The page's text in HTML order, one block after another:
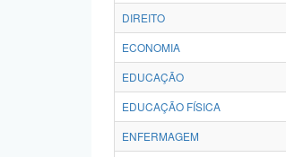
DIREITO
ECONOMIA
EDUCAÇÃO
EDUCAÇÃO FÍSICA
ENFERMAGEM